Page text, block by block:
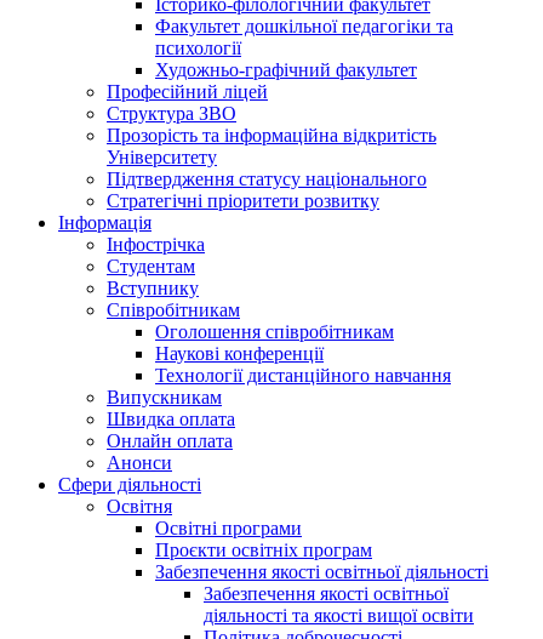
Історико-філологічний факультет
Факультет дошкільної педагогіки та
психології
Художньо-графічний факультет
Професійний ліцей
Структура ЗВО
Прозорість та інформаційна відкритість
Університету
Підтвердження статусу національного
Стратегічні пріоритети розвитку
Інформація
Інфострічка
Студентам
Вступнику
Співробітникам
Оголошення співробітникам
Наукові конференції
Технології дистанційного навчання
Випускникам
Швидка оплата
Онлайн оплата
Анонси
Сфери діяльності
Освітня
Освітні програми
Проєкти освітніх програм
Забезпечення якості освітньої діяльності
Забезпечення якості освітньої
діяльності та якості вищої освіти